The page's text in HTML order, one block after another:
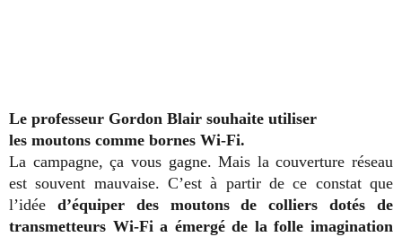
Le professeur Gordon Blair souhaite utiliser
les moutons comme bornes Wi-Fi.
La campagne, ça vous gagne. Mais la couverture réseau
est souvent mauvaise. C’est à partir de ce constat que
l’idée d’équiper des moutons de colliers dotés de
transmetteurs Wi-Fi a émergé de la folle imagination